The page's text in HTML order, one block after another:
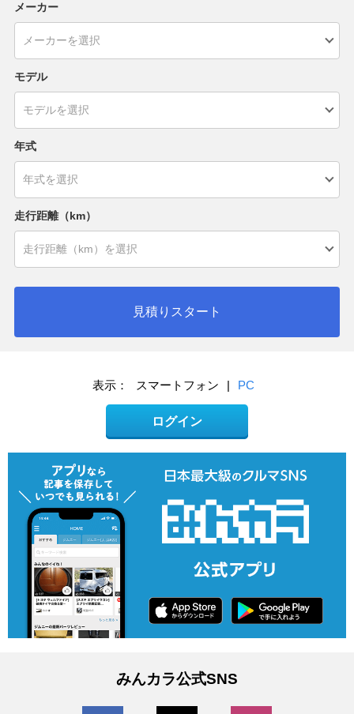
メーカー
モデル
年式
走行距離（km）
見積りスタート
表示： スマートフォン | PC
ログイン
みんカラ公式SNS